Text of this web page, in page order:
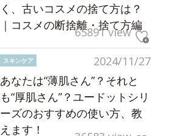
く、古いコスメの捨て方は？
｜コスメの断捨離・捨て方編
65891 view
2024/11/27
スキンケア
あなたは“薄肌さん”？それと
も“厚肌さん”？ユードットシリ
ーズのおすすめの使い方、教
えます！